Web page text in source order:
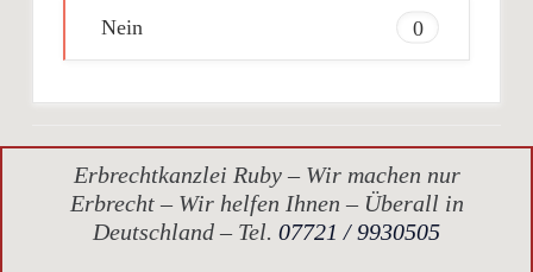
Nein 0
Erbrechtkanzlei Ruby – Wir machen nur
Erbrecht – Wir helfen Ihnen – Überall in
Deutschland – Tel. 07721 / 9930505